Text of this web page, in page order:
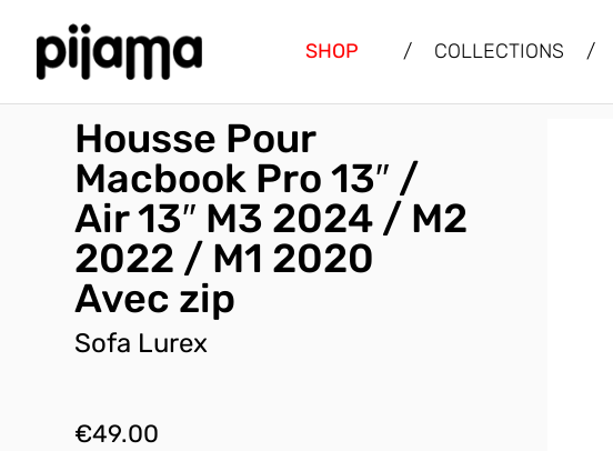
SHOP / COLLECTIONS /
Housse Pour
Macbook Pro 13″ /
Air 13″ M3 2024 / M2
2022 / M1 2020
Avec zip
Sofa Lurex
€49.00